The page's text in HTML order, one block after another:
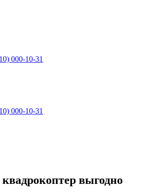
000-10-31
000-10-31
выгодно